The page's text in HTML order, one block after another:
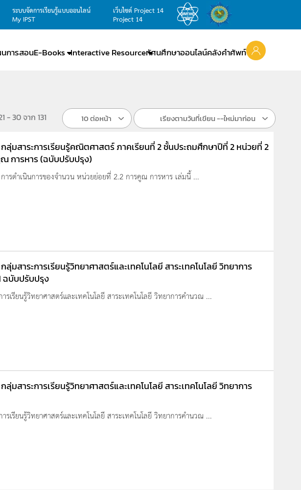
ระบบจัดการเรียนรู้แบบออนไลน์
My IPST
เว็บไซต์ Project 14
Project 14
การสอนE-Books Interactive Resourceทัศนศึกษาออนไลน์คลังคำศัพท์
- 30 จาก 131 10 ต่อหน้า เรียงตามวันที่เขียน --ใหม่มาก่อน
มสาระการเรียนรู้คณิตศาสตร์ ภาคเรียนที่ 2 ชั้นประถมศึกษาปีที่ 2 หน่วยที่ 2
การหาร (ฉบับปรับปรุง)
รดำเนินการของจำนวน หน่วยย่อยที่ 2.2 การคูณ การหาร เล่มนี้ ...
สาระการเรียนรู้วิทยาศาสตร์และเทคโนโลยี สาระเทคโนโลยี วิทยาการ
ฉบับปรับปรุง
เรียนรู้วิทยาศาสตร์และเทคโนโลยี สาระเทคโนโลยี วิทยาการคำนวณ ...
สาระการเรียนรู้วิทยาศาสตร์และเทคโนโลยี สาระเทคโนโลยี วิทยาการ
เรียนรู้วิทยาศาสตร์และเทคโนโลยี สาระเทคโนโลยี วิทยาการคำนวณ ...